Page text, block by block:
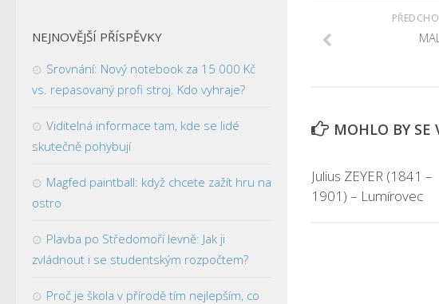
MOHLO BY SE
Julius ZEYER (1841 –
1901) – Lumírovec
NEJNOVĚJŠÍ PŘÍSPĚVKY
Srovnání: Nový notebook za 15 000 Kč
vs. repasovaný profi stroj. Kdo vyhraje?
Viditelná informace tam, kde se lidé
skutečně pohybují
Magfed paintball: když chcete zažít hru na
ostro
Plavba po Středomoří levně: Jak ji
zvládnout i se studentským rozpočtem?
Proč je škola v přírodě tím nejlepším, co